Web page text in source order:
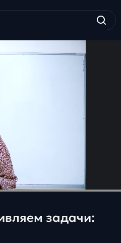
задачи: